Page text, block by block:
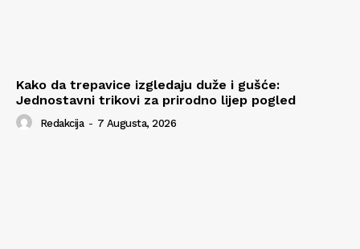
Kako da trepavice izgledaju duže i gušće:
Jednostavni trikovi za prirodno lijep pogled
Redakcija - 7 Augusta, 2026